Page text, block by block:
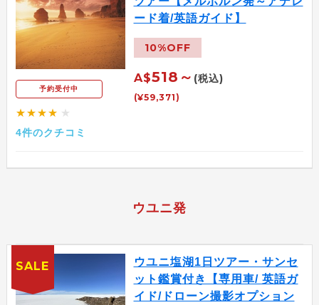
予約受付中
★★★★ ★
4件のクチコミ
ード着/英語ガイド】
10%OFF
A$518～ (税込)
(¥59,371)
ウユニ発
ウユニ塩湖1日ツアー・サンセ
ット鑑賞付き【専用車/ 英語ガ
イド/ドローン撮影オプション
SALE